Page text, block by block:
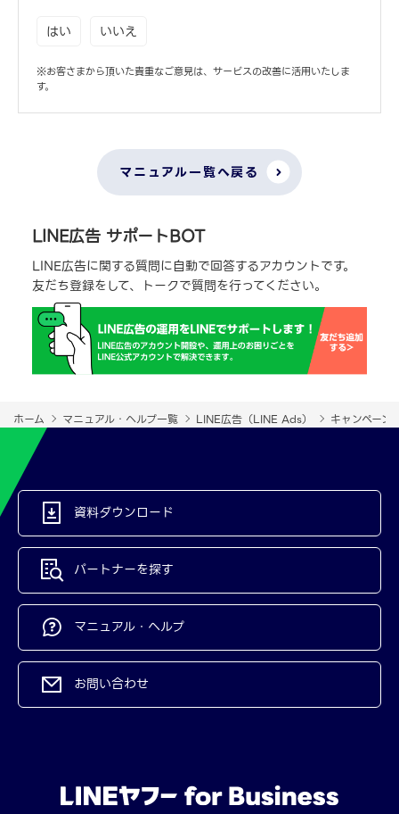
はい いいえ
※お客さまから頂いた貴重なご意見は、サービスの改善に活用いたしま
す。
マニュアル一覧へ戻る
LINE広告 サポートBOT
LINE広告に関する質問に自動で回答するアカウントです。
友だち登録をして、トークで質問を行ってください。
ホーム マニュアル・ヘルプ一覧 LINE広告（LINE Ads） キャンペーン
資料ダウンロード
パートナーを探す
マニュアル・ヘルプ
お問い合わせ